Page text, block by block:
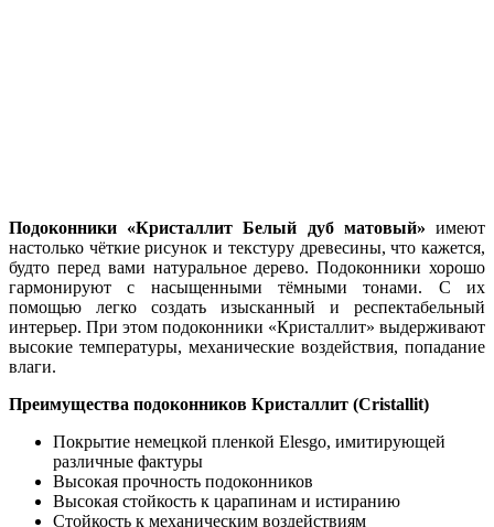
Подоконники «Кристаллит Белый дуб матовый» имеют
настолько чёткие рисунок и текстуру древесины, что кажется,
будто перед вами натуральное дерево. Подоконники хорошо
гармонируют с насыщенными тёмными тонами. С их
помощью легко создать изысканный и респектабельный
интерьер. При этом подоконники «Кристаллит» выдерживают
высокие температуры, механические воздействия, попадание
влаги.
Преимущества подоконников Кристаллит (Cristallit)
Покрытие немецкой пленкой Elesgo, имитирующей
различные фактуры
Высокая прочность подоконников
Высокая стойкость к царапинам и истиранию
Стойкость к механическим воздействиям